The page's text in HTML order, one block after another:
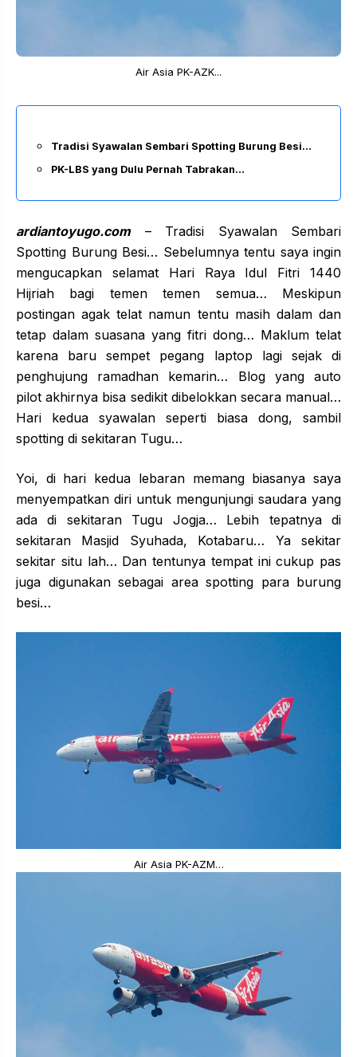
Air Asia PK-AZK...
Tradisi Syawalan Sembari Spotting Burung Besi…
PK-LBS yang Dulu Pernah Tabrakan…
ardiantoyugo.com– Tradisi Syawalan Sembari
Spotting Burung Besi… Sebelumnya tentu saya ingin
mengucapkan selamat Hari Raya Idul Fitri 1440
Hijriah bagi temen temen semua… Meskipun
postingan agak telat namun tentu masih dalam dan
tetap dalam suasana yang fitri dong… Maklum telat
karena baru sempet pegang laptop lagi sejak di
penghujung ramadhan kemarin… Blog yang auto
pilot akhirnya bisa sedikit dibelokkan secara manual…
Hari kedua syawalan seperti biasa dong, sambil
spotting di sekitaran Tugu…
Yoi, di hari kedua lebaran memang biasanya saya
menyempatkan diri untuk mengunjungi saudara yang
ada di sekitaran Tugu Jogja… Lebih tepatnya di
sekitaran Masjid Syuhada, Kotabaru… Ya sekitar
sekitar situ lah… Dan tentunya tempat ini cukup pas
juga digunakan sebagai area spotting para burung
besi…
Air Asia PK-AZM…